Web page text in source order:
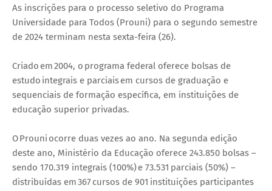
As inscrições para o processo seletivo do Programa
Universidade para Todos (Prouni) para o segundo semestre
de 2024 terminam nesta sexta-feira (26).
Criado em 2004, o programa federal oferece bolsas de
estudo integrais e parciais em cursos de graduação e
sequenciais de formação específica, em instituições de
educação superior privadas.
O Prouni ocorre duas vezes ao ano. Na segunda edição
deste ano, Ministério da Educação oferece 243.850 bolsas –
sendo 170.319 integrais (100%) e 73.531 parciais (50%) –
distribuídas em 367 cursos de 901 instituições participantes